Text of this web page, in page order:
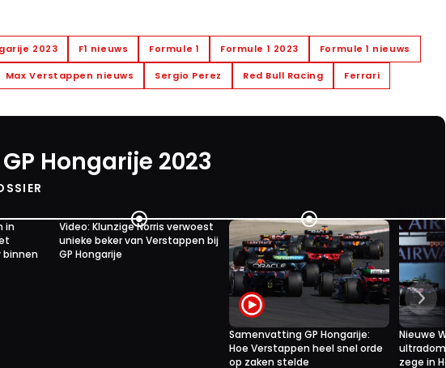
2023 F1 nieuws Formule 1 Formule 1 2023 Formule 1 nieuws
Max Verstappen nieuws Sergio Perez Red Bull Racing Ferrari
Hongarije 2023
in
binnen
Video: Klunzige Norris verwoest
unieke beker van Verstappen bij
GP Hongarije
Samenvatting GP Hongarije:
Hoe Verstappen heel snel orde
op zaken stelde
Nieuwe
zege in